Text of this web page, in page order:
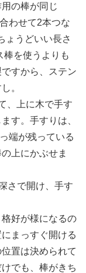
の棒が同じ
わせて2本つな
ょうどいい長さ
棒を使うよりも
すから、ステン
。
、上に木で手す
す。手すりは、
端が残っている
上にかぶせま
さで開け、手す
好が様になるの
まっすぐ開ける
置は決められて
でも、棒がきち